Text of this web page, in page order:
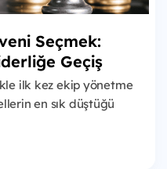
Seçmek:
Geçiş
ilk kez ekip yönetme
en sık düştüğü